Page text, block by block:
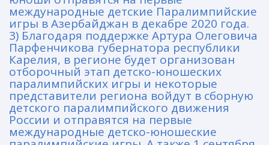
международные детские Паралимпийские
игры в Азербайджан в декабре 2020 года.
3) Благодаря поддержке Артура Олеговича
Парфенчикова губернатора республики
Карелия, в регионе будет организован
отборочный этап детско-юношеских
паралимпийских игры и некоторые
представители региона войдут в сборную
детского паралимпийского движения
России и отправятся на первые
международные детско-юношеские